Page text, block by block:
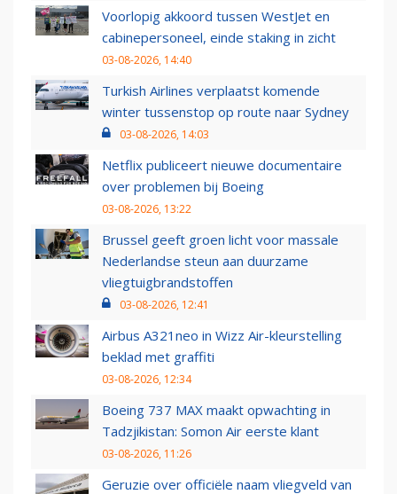
Voorlopig akkoord tussen WestJet en
cabinepersoneel, einde staking in zicht
03-08-2026, 14:40
Turkish Airlines verplaatst komende
winter tussenstop op route naar Sydney
03-08-2026, 14:03
Netflix publiceert nieuwe documentaire
over problemen bij Boeing
03-08-2026, 13:22
Brussel geeft groen licht voor massale
Nederlandse steun aan duurzame
vliegtuigbrandstoffen
03-08-2026, 12:41
Airbus A321neo in Wizz Air-kleurstelling
beklad met graffiti
03-08-2026, 12:34
Boeing 737 MAX maakt opwachting in
Tadzjikistan: Somon Air eerste klant
03-08-2026, 11:26
Geruzie over officiële naam vliegveld van